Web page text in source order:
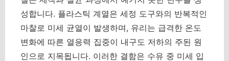
성합니다. 플라스틱 계열은 세정 도구와의 반복적인
마찰로 미세 균열이 발생하며, 유리는 급격한 온도
변화에 따른 열응력 집중이 내구도 저하의 주된 원
인으로 지목됩니다. 이러한 결함은 수유 중 미세 입